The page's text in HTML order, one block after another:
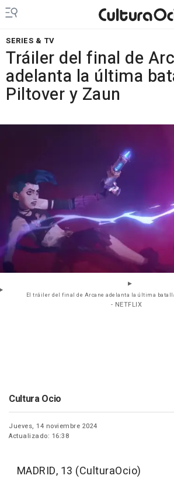
SERIES & TV
Tráiler del final de
adelanta la última
Piltover y Zaun
El tráiler del final de Arcane adelanta la última
- NETFLIX
Cultura Ocio
Jueves, 14 noviembre 2024
Actualizado: 16:38
MADRID, 13 (CulturaOcio)